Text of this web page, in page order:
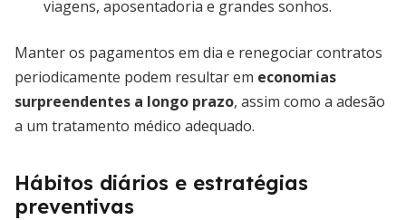
viagens, aposentadoria e grandes sonhos.
Manter os pagamentos em dia e renegociar contratos
periodicamente podem resultar em economias
surpreendentes a longo prazo, assim como a adesão
a um tratamento médico adequado.
Hábitos diários e estratégias
preventivas